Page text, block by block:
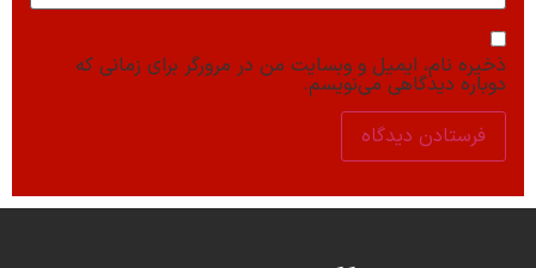
ذخیره نام، ایمیل و وبسایت من در مرورگر برای زمانی که
دوباره دیدگاهی می‌نویسم.